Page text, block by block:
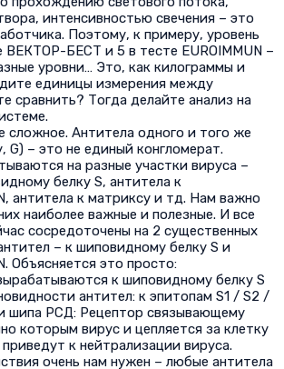
интенсивностью свечения – это
Поэтому, к примеру, уровень
ВЕКТОР-БЕСТ и 5 в тесте EUROIMMUN –
уровни… Это, как килограммы и
единицы измерения между
сравнить? Тогда делайте анализ на
сложное. Антитела одного и того же
G) – это не единый конгломерат.
на разные участки вируса –
белку S, антитела к
антитела к матриксу и тд. Нам важно
наиболее важные и полезные. И все
сосредоточены на 2 существенных
– к шиповидному белку S и
Объясняется это просто:
к шиповидному белку S
антител: к эпитопам S1 / S2 /
шипа РСД: Рецептор связывающему
которым вирус и цепляется за клетку
к нейтрализации вируса.
очень нам нужен – любые антитела